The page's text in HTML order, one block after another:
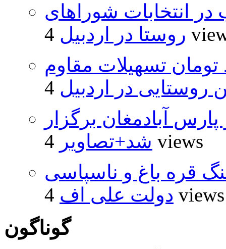
۵۰۰۰ داوطلب در انتخابات شوراهای
روستا در اردبیل 4
و ۴۸۰ میلیارد تومان تسهیلات مقاوم
در اردبیل
آبادمغان برگزار
شد+تصاویر 4 views
قره باغ و ناسپاسی
دولت علی اف 4 views
گوناگون